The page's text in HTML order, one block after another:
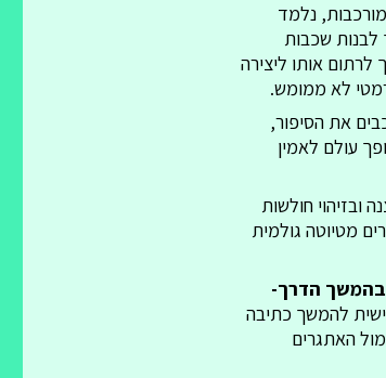
נלמד
שכבות
לרתום אותו ליצירה
לא ממומש.
את הסיפור,
עולם לאמין
ובזיהוי חולשות
מטיוטה גולמית
בהמשך הדרך-
להמשך כתיבה
האתגרים